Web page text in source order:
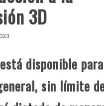
3D
disponible
sin límite